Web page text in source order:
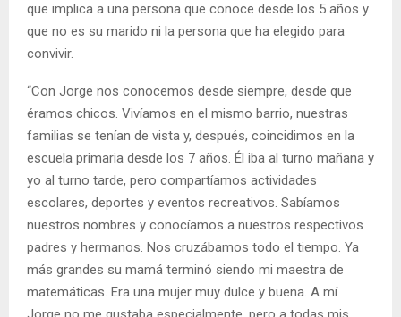
que implica a una persona que conoce desde los 5 años y
que no es su marido ni la persona que ha elegido para
convivir.
“Con Jorge nos conocemos desde siempre, desde que
éramos chicos. Vivíamos en el mismo barrio, nuestras
familias se tenían de vista y, después, coincidimos en la
escuela primaria desde los 7 años. Él iba al turno mañana y
yo al turno tarde, pero compartíamos actividades
escolares, deportes y eventos recreativos. Sabíamos
nuestros nombres y conocíamos a nuestros respectivos
padres y hermanos. Nos cruzábamos todo el tiempo. Ya
más grandes su mamá terminó siendo mi maestra de
matemáticas. Era una mujer muy dulce y buena. A mí